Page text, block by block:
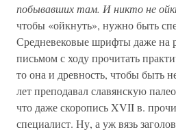
побывавших там. И никто не
чтобы «ойкнуть», нужно быть
Средневековые шрифты даже на
письмом с ходу прочитать
то она и древность, чтобы быть
лет преподавал славянскую
что даже скоропись XVII в.
специалист. Ну, а уж вязь